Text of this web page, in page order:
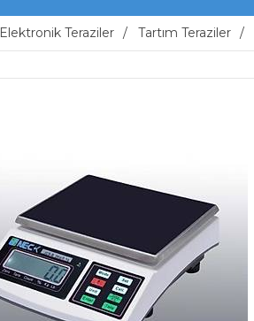
Elektronik Teraziler Tartım Teraziler